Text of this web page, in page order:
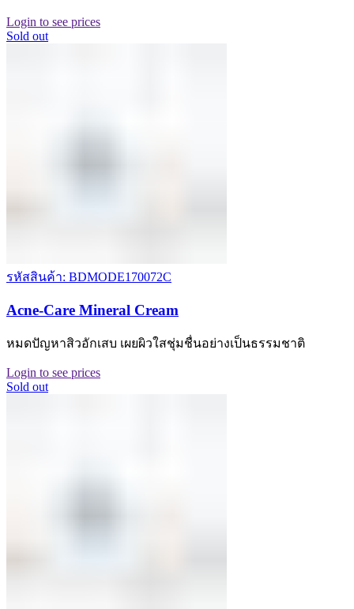
Login to see prices
Sold out
รหัสสินค้า: BDMODE170072C
Acne-Care Mineral Cream
หมดปัญหาสิวอักเสบ เผยผิวใสชุ่มชื่นอย่างเป็นธรรมชาติ
Login to see prices
Sold out